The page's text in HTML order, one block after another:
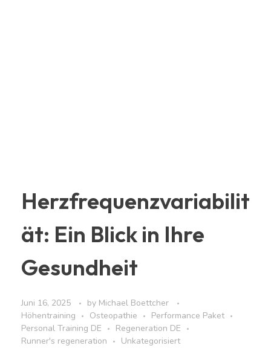
Herzfrequenzvariabilit
ät: Ein Blick in Ihre
Gesundheit
Juni 16, 2025 by Michael Boettcher
Höhentraining
Osteopathie
Performance Paket
Personal Training DE
Regeneration DE
Runner's regeneration
Unkategorisiert